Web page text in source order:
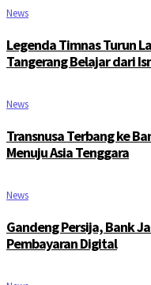
News
Legenda Timnas Turun
Tangerang Belajar dari
News
Transnusa Terbang ke
Menuju Asia Tenggara
News
Gandeng Persija, Bank
Pembayaran Digital